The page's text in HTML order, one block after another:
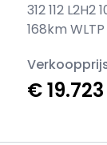
312 112
168km
€ 19.723